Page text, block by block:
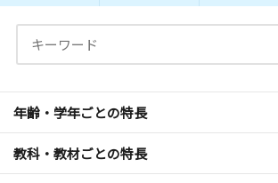
年齢・学年ごとの特長
教科・教材ごとの特長